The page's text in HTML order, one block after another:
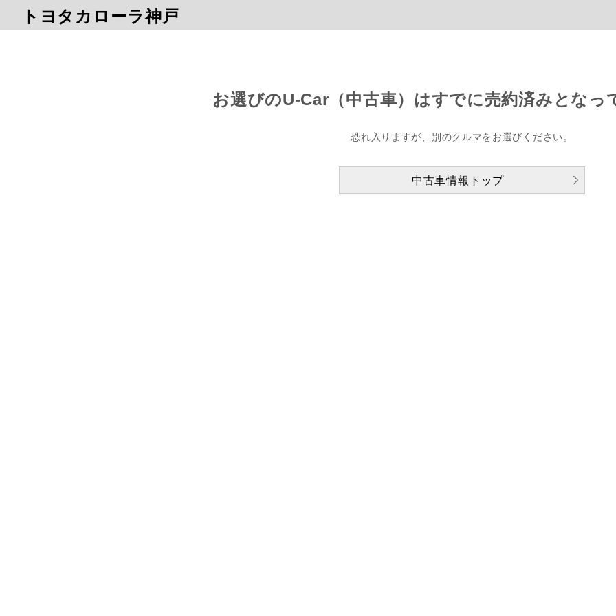
トヨタカローラ神戸
お選びのU-Car（中古車）はすでに売約済みとなっ
恐れ入りますが、別のクルマをお選びください。
中古車情報トップ